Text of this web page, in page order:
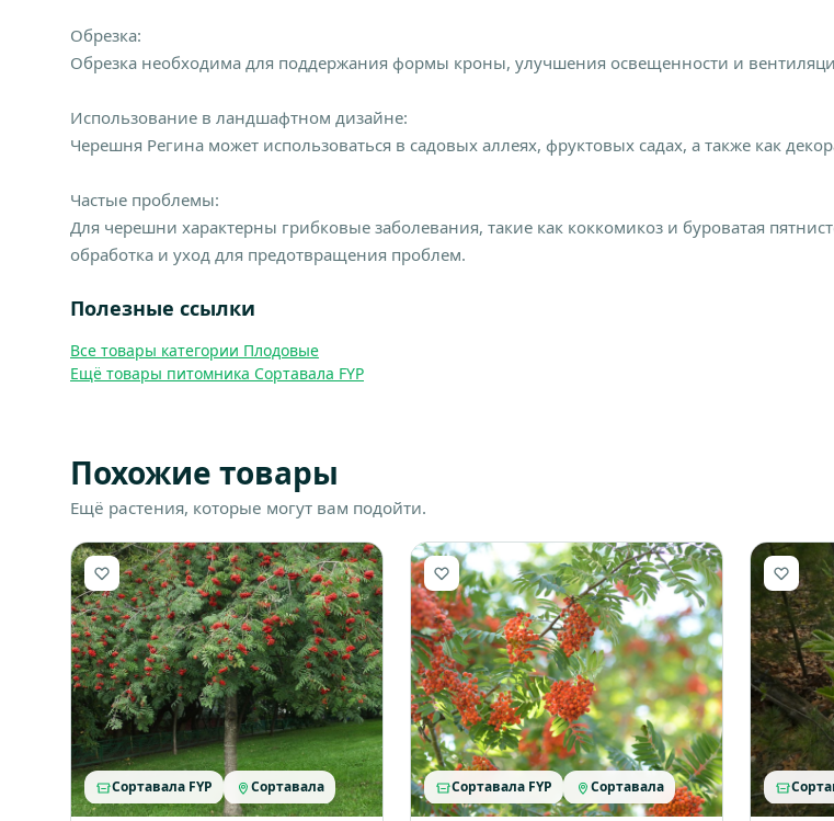
Обрезка:
Обрезка необходима для поддержания формы кроны, улучшения освещенности и
Использование в ландшафтном дизайне:
Черешня Регина может использоваться в садовых аллеях, фруктовых садах, а также как
Частые проблемы:
Для черешни характерны грибковые заболевания, такие как коккомикоз и буроватая
обработка и уход для предотвращения проблем.
Полезные ссылки
Все товары категории Плодовые
Ещё товары питомника Сортавала FYP
Похожие товары
Ещё растения, которые могут вам подойти.
Сортавала FYP Сортавала Сортавала FYP Сортавала